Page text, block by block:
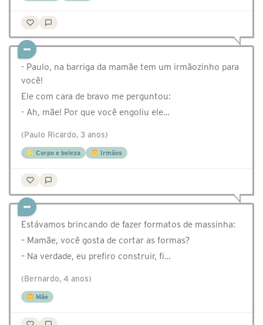
- Paulo, na barriga da mamãe tem um irmãozinho para
você!
Ele com cara de bravo me perguntou:
- Ah, mãe! Por que você engoliu ele…
(Paulo Ricardo, 3 anos)
Corpo e beleza Irmãos
Estávamos brincando de fazer formatos de massinha:
– Mamãe, você gosta de cortar as formas?
– Na verdade, eu prefiro construir, fi…
(Bernardo, 4 anos)
Mãe